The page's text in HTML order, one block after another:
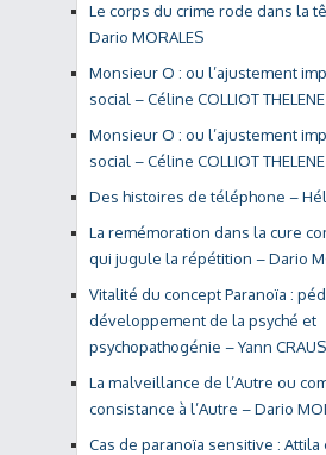
Le corps du crime rode dans la
Dario MORALES
Monsieur O : ou l’ajustement
social – Céline COLLIOT THELENE
Monsieur O : ou l’ajustement
social – Céline COLLIOT THELENE
Des histoires de téléphone –
La remémoration dans la cure
qui jugule la répétition – Dario
Vitalité du concept Paranoïa :
développement de la psyché et
psychopathogénie – Yann CRAUS
La malveillance de l’Autre ou
consistance à l’Autre – Dario
Cas de paranoïa sensitive :